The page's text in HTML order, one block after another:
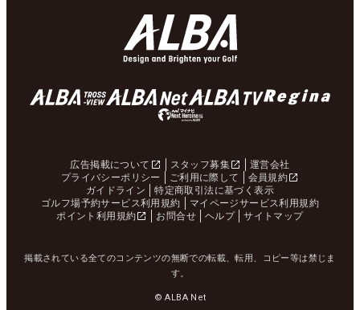
広告掲載について スタッフ募集
運営会社
プライバシーポリシー
ご利用に際して
会員規約
ガイドライン
特定商取引法に基づく表示
ゴルフ場予約サービス利用規約
マイページサービス利用規約
ポイント利用規約
お問合せ ヘルプ サイトマップ
掲載されている全てのコンテンツの無断での転載、転用、コピー等は禁じま
す。
© ALBA Net